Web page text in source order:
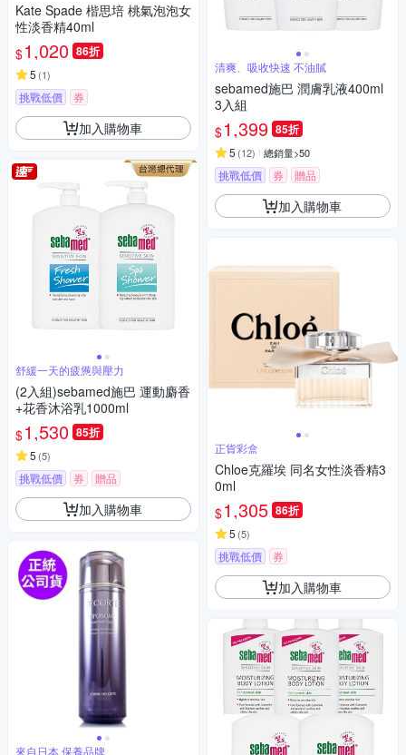
Kate Spade 楷思培 桃氣泡泡女
性淡香精40ml
$1,020 86折
5 (1)
挑戰低價 券
加入購物車
舒緩一天的疲憊與壓力
(2入組)sebamed施巴 運動麝香
+花香沐浴乳1000ml
$1,530 85折
5 (5)
挑戰低價 券
贈品
滿額贈
加入購物車
來自日本 保養品牌
清爽、吸收快速 不油膩
sebamed施巴 潤膚乳液400ml
3入組
$1,399 85折
5 (12) 總銷量>50
挑戰低價 券
贈品
滿額贈
加入購物車
正貨彩盒
Chloe克羅埃 同名女性淡香精3
0ml
$1,305 86折
5 (5)
挑戰低價 券
加入購物車